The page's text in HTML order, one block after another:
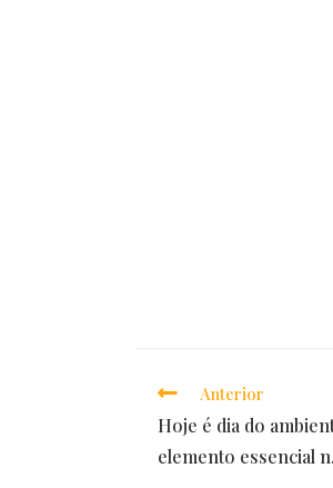
Read
more
articles
Anterior
Hoje é dia do
elemento essencial